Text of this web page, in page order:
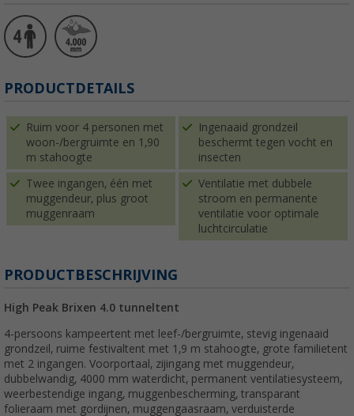
PRODUCTDETAILS
Ruim voor 4 personen met
woon-/bergruimte en 1,90
m stahoogte
Ingenaaid grondzeil
beschermt tegen vocht en
insecten
Twee ingangen, één met
muggendeur, plus groot
muggenraam
Ventilatie met dubbele
stroom en permanente
ventilatie voor optimale
luchtcirculatie
PRODUCTBESCHRIJVING
High Peak Brixen 4.0 tunneltent
4-persoons kampeertent met leef-/bergruimte, stevig ingenaaid
grondzeil, ruime festivaltent met 1,9 m stahoogte, grote familietent
met 2 ingangen. Voorportaal, zijingang met muggendeur,
dubbelwandig, 4000 mm waterdicht, permanent ventilatiesysteem,
weerbestendige ingang, muggenbescherming, transparant
folieraam met gordijnen, muggengaasraam, verduisterde